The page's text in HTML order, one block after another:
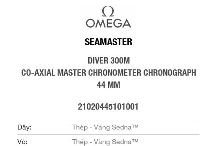
SEAMASTER
DIVER 300M
CO‑AXIAL MASTER CHRONOMETER CHRONOGRAPH
44 MM
21020445101001
Dây:
Thép - Vàng Sedna™
Vỏ:
Thép - Vàng Sedna™